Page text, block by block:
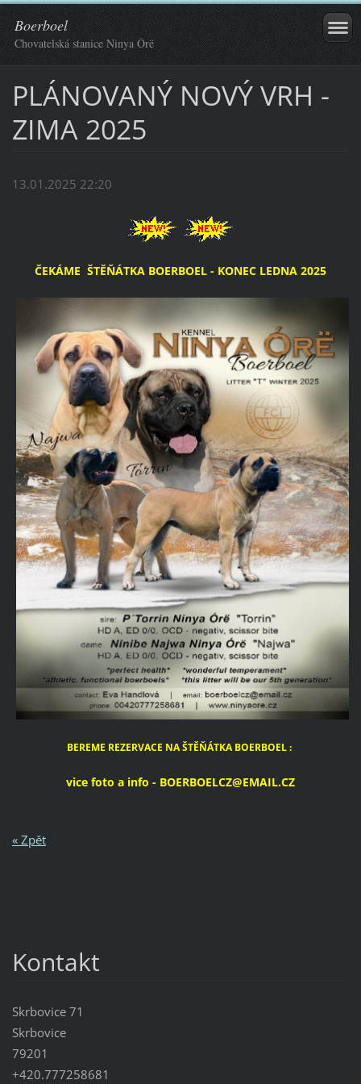
Boerboel
Chovatelská stanice Ninya Órë
PLÁNOVANÝ NOVÝ VRH -
ZIMA 2025
13.01.2025 22:20
ČEKÁME ŠTĚŇÁTKA BOERBOEL - KONEC LEDNA 2025
BEREME REZERVACE NA ŠTĚŇÁTKA BOERBOEL :
vice foto a info - BOERBOELCZ@EMAIL.CZ
« Zpět
Kontakt
Skrbovice 71
Skrbovice
79201
+420.777258681